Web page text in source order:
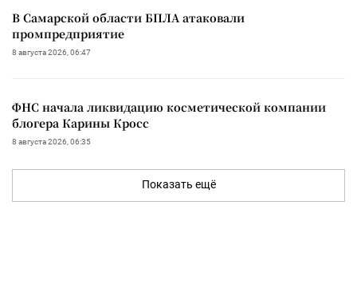
В Самарской области БПЛА атаковали
промпредприятие
8 августа 2026, 06:47
ФНС начала ликвидацию косметической компании
блогера Карины Кросс
8 августа 2026, 06:35
Показать ещё